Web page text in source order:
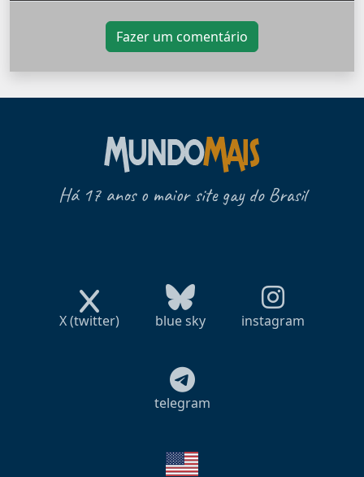
Fazer um comentário
Há 17 anos o maior site gay do Brasil
X (twitter) blue sky instagram
telegram